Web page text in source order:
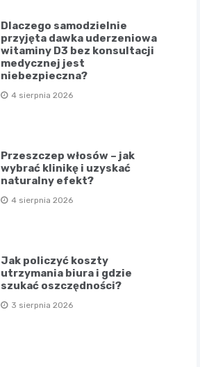
Dlaczego samodzielnie
przyjęta dawka uderzeniowa
witaminy D3 bez konsultacji
medycznej jest
niebezpieczna?
4 sierpnia 2026
Przeszczep włosów – jak
wybrać klinikę i uzyskać
naturalny efekt?
4 sierpnia 2026
Jak policzyć koszty
utrzymania biura i gdzie
szukać oszczędności?
3 sierpnia 2026